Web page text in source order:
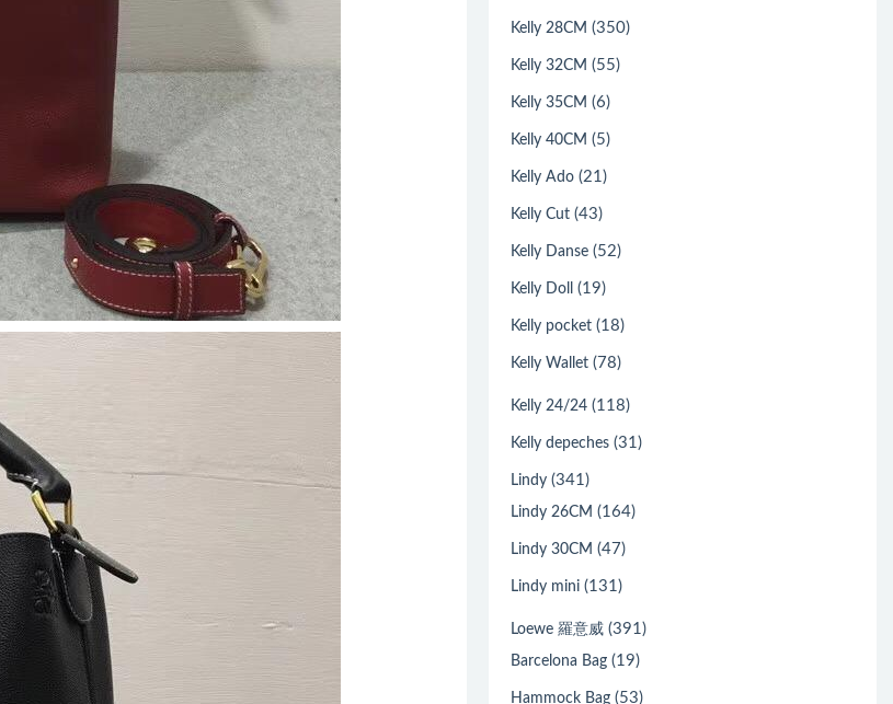
Kelly 28CM (350)
Kelly 32CM (55)
Kelly 35CM (6)
Kelly 40CM (5)
Kelly Ado (21)
Kelly Cut (43)
Kelly Danse (52)
Kelly Doll (19)
Kelly pocket (18)
Kelly Wallet (78)
Kelly 24/24 (118)
Kelly depeches (31)
Lindy (341)
Lindy 26CM (164)
Lindy 30CM (47)
Lindy mini (131)
Loewe 羅意威 (391)
Barcelona Bag (19)
Hammock Bag (53)